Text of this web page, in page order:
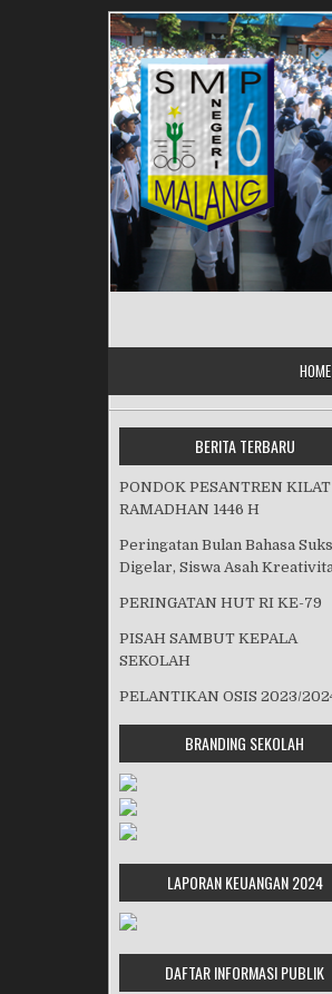
HOME
BERITA TERBARU
PONDOK PESANTREN KILAT
RAMADHAN 1446 H
Peringatan Bulan Bahasa
Digelar, Siswa Asah
PERINGATAN HUT RI KE-79
PISAH SAMBUT KEPALA
SEKOLAH
PELANTIKAN OSIS 2023/
BRANDING SEKOLAH
LAPORAN KEUANGAN 2024
DAFTAR INFORMASI PUBLIK